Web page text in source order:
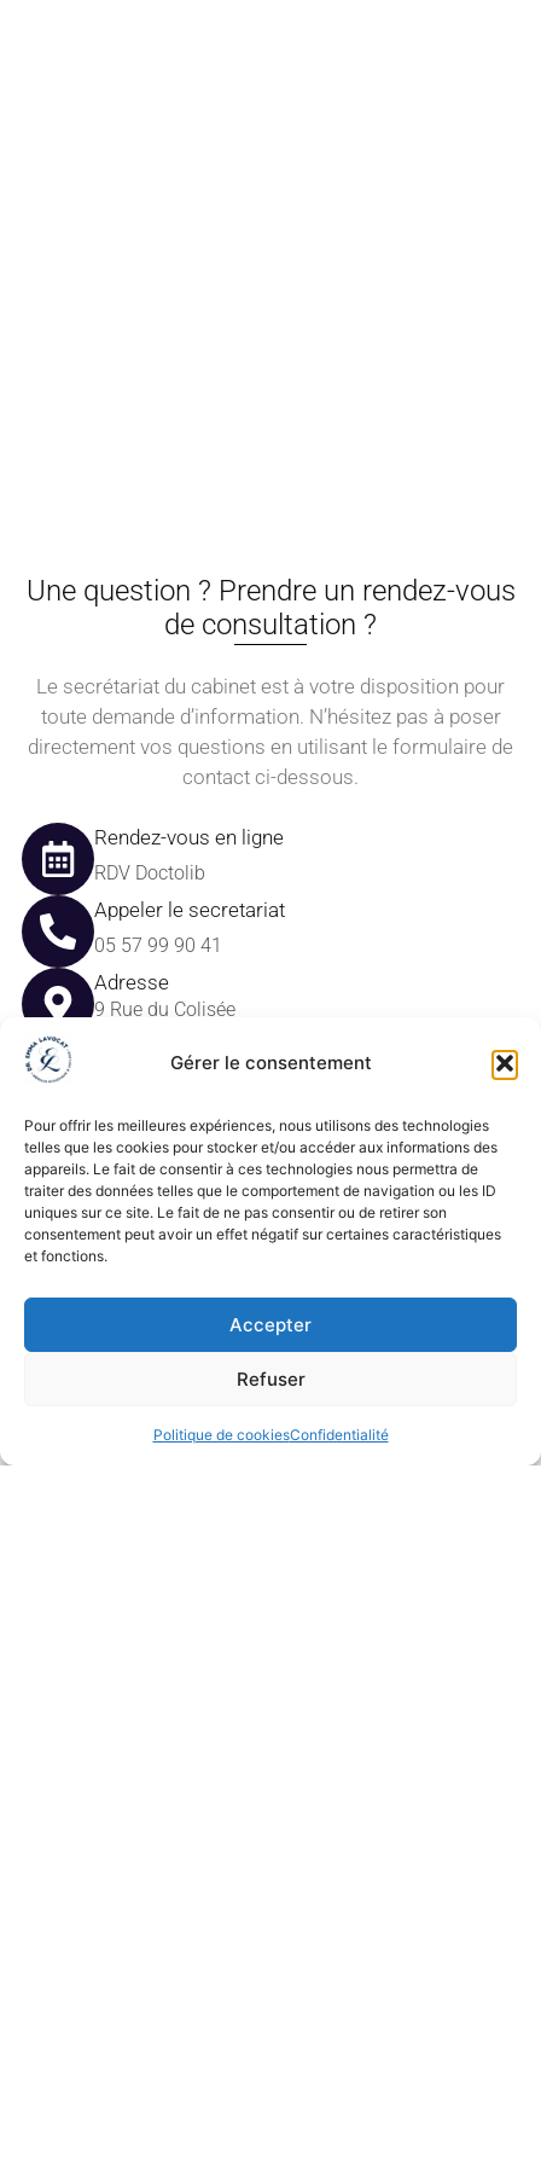
Gérer le consentement
Pour offrir les meilleures expériences, nous utilisons des technologies
telles que les cookies pour stocker et/ou accéder aux informations des
appareils. Le fait de consentir à ces technologies nous permettra de
traiter des données telles que le comportement de navigation ou les ID
uniques sur ce site. Le fait de ne pas consentir ou de retirer son
consentement peut avoir un effet négatif sur certaines caractéristiques
et fonctions.
Accepter
Refuser
Politique de cookiesConfidentialité
Une question ? Prendre un rendez-vous
de consultation ?
Le secrétariat du cabinet est à votre disposition pour
toute demande d’information. N’hésitez pas à poser
directement vos questions en utilisant le formulaire de
contact ci-dessous.
Rendez-vous en ligne
RDV Doctolib
Appeler le secretariat
05 57 99 90 41
Adresse
9 Rue du Colisée
J’accepte que les informations saisies soient utilisées exclusivement